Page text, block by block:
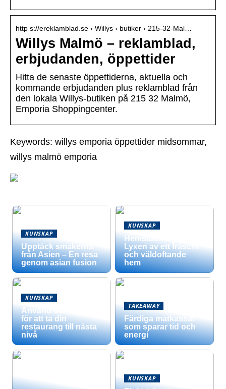
http s://ereklamblad.se › Willys › butiker › 215-32-Mal…
Willys Malmö – reklamblad,
erbjudanden, öppettider
Hitta de senaste öppettiderna, aktuella och
kommande erbjudanden plus reklamblad från
den lokala Willys-butiken på 215 32 Malmö,
Emporia Shoppingcenter.
Keywords: willys emporia öppettider midsommar,
willys malmö emporia
KUNSKAP
Upptäck smakerna
från Asien – En resa
genom asian fusion
KUNSKAP
Hemstädning –
Lyxen av ett fräscht
och väldoftande
hem
KUNSKAP
Använd dessa tips
för att ta din
restaurang till nästa
nivå
TAKEAWAY
Färdiga matkassar
som sparar tid och
energi
KUNSKAP